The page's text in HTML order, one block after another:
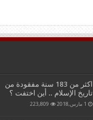
اكثر من 183 سنة مفقودة من
تاريخ الإسلام .. أين اختفت ؟
1 مارس,2018 223,809